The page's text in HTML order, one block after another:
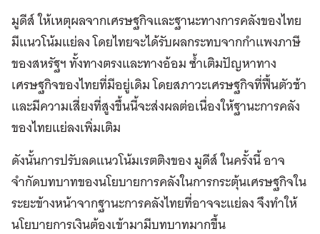
มูดีส์ ให้เหตุผลจากเศรษฐกิจและฐานะทางการคลังของไทย
มีแนวโน้มแย่ลง โดยไทยจะได้รับผลกระทบจากกำแพงภาษี
ของสหรัฐฯ ทั้งทางตรงและทางอ้อม ซ้ำเติมปัญหาทาง
เศรษฐกิจของไทยที่มีอยู่เดิม โดยสภาวะเศรษฐกิจที่ฟื้นตัวช้า
และมีความเสี่ยงที่สูงขึ้นนี้จะส่งผลต่อเนื่องให้ฐานะการคลัง
ของไทยแย่ลงเพิ่มเติม
ดังนั้นการปรับลดแนวโน้มเรตติงของ มูดีส์ ในครั้งนี้ อาจ
จำกัดบทบาทของนโยบายการคลังในการกระตุ้นเศรษฐกิจใน
ระยะข้างหน้าจากฐานะการคลังไทยที่อาจจะแย่ลง จึงทำให้
นโยบายการเงินต้องเข้ามามีบทบาทมากขึ้น